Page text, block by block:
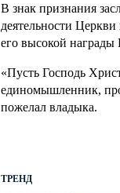
В знак признания
деятельности
его высокой
«Пусть Господь
единомышленник,
пожелал владыка.
ТРЕНД